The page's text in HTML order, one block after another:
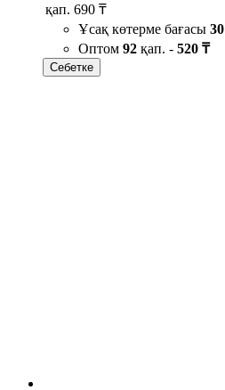
қап. 690 ₸
Ұсақ көтерме бағасы 30
Оптом 92 қап. - 520 ₸
Себетке